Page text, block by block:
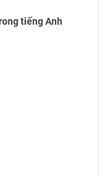
tiếng Anh